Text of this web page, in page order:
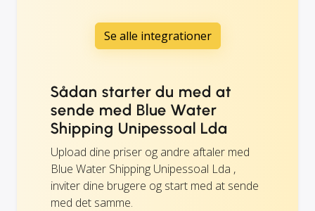
Se alle integrationer
Sådan starter du med at
sende med Blue Water
Shipping Unipessoal Lda
Upload dine priser og andre aftaler med
Blue Water Shipping Unipessoal Lda ,
inviter dine brugere og start med at sende
med det samme.